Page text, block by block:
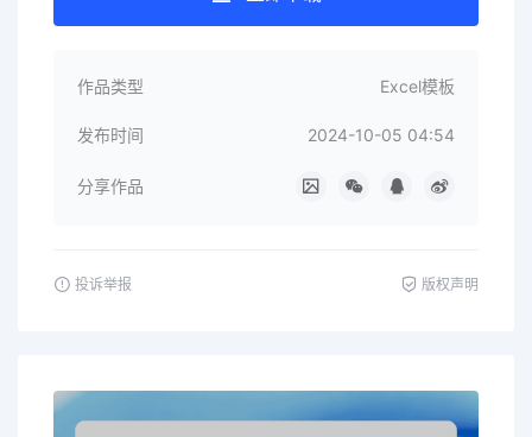
作品类型 Excel模板
发布时间 2024-10-05 04:54
分享作品
投诉举报 版权声明